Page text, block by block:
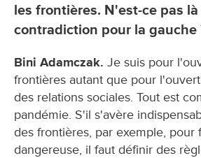
les frontières. N'est-ce pas
contradiction pour la gauche
Bini Adamczak. Je suis pour
frontières autant que pour
des relations sociales. Tout est
pandémie. S'il s'avère
des frontières, par exemple, pour
dangereuse, il faut définir des